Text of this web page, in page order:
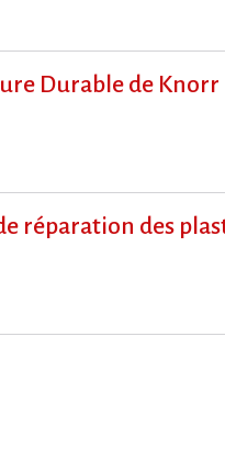
Durable de Knorr
réparation des